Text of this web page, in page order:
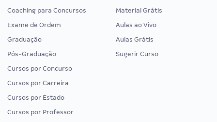
Coaching para Concursos
Exame de Ordem
Graduação
Pós-Graduação
Cursos por Concurso
Cursos por Carreira
Cursos por Estado
Cursos por Professor
Material Grátis
Aulas ao Vivo
Aulas Grátis
Sugerir Curso